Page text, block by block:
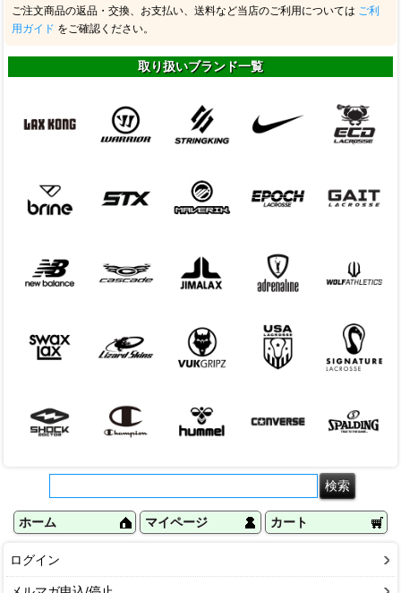
ご注文商品の返品・交換、お支払い、送料など当店のご利用については ご利
用ガイド をご確認ください。
取り扱いブランド一覧
ホーム マイページ カート
ログイン